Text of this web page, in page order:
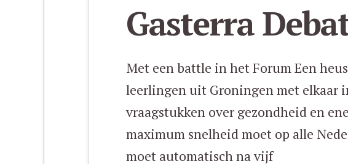
Gasterra
Met een battle in het Forum Een
leerlingen uit Groningen met elkaar
vraagstukken over gezondheid en
maximum snelheid moet op alle
moet automatisch na vijf